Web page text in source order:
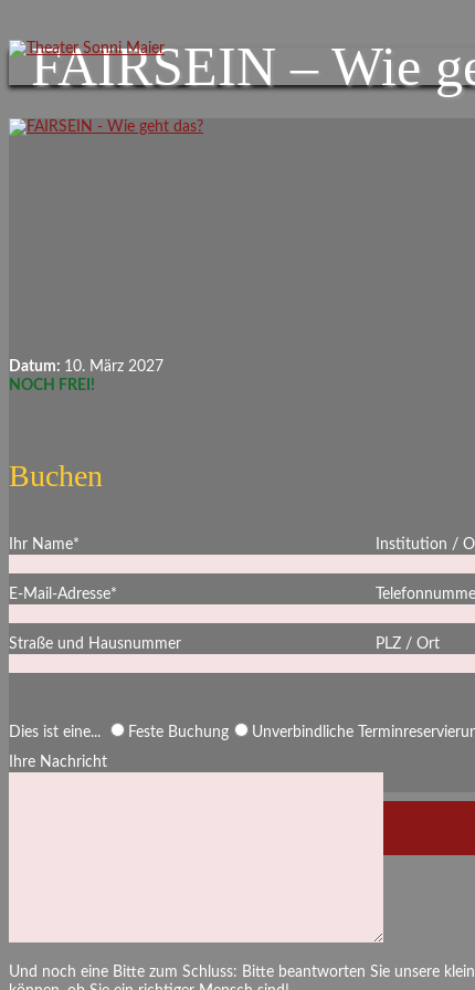
FAIRSEIN – Wie
Datum: 10. März 2027
NOCH FREI!
Buchen
Ihr Name* Institution /
E-Mail-Adresse*
Straße und Hausnummer PLZ / Ort
Dies ist eine... Feste Buchung
Unverbindliche
Ihre Nachricht
Und noch eine Bitte zum Schluss: Bitte beantworten Sie unsere